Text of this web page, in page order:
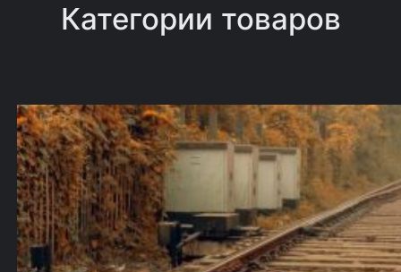
Категории товаров